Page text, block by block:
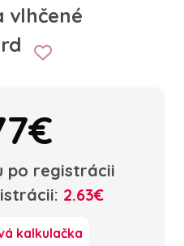
vlhčené
po registrácii
2.63€
kalkulačka